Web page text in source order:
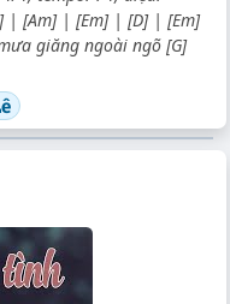
| [Am] | [Em] | [D] | [Em]
giăng ngoài ngõ [G]